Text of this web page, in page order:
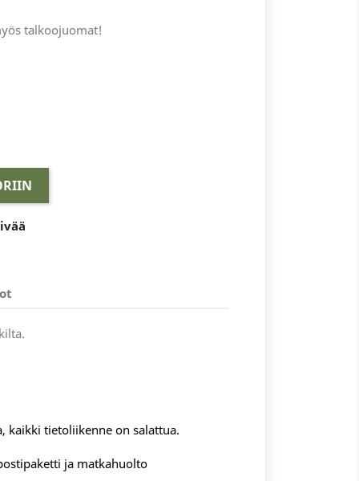
talkoojuomat!
kaikki tietoliikenne on salattua.
ja matkahuolto